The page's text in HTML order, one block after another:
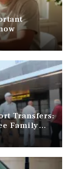
Transfers:
Family